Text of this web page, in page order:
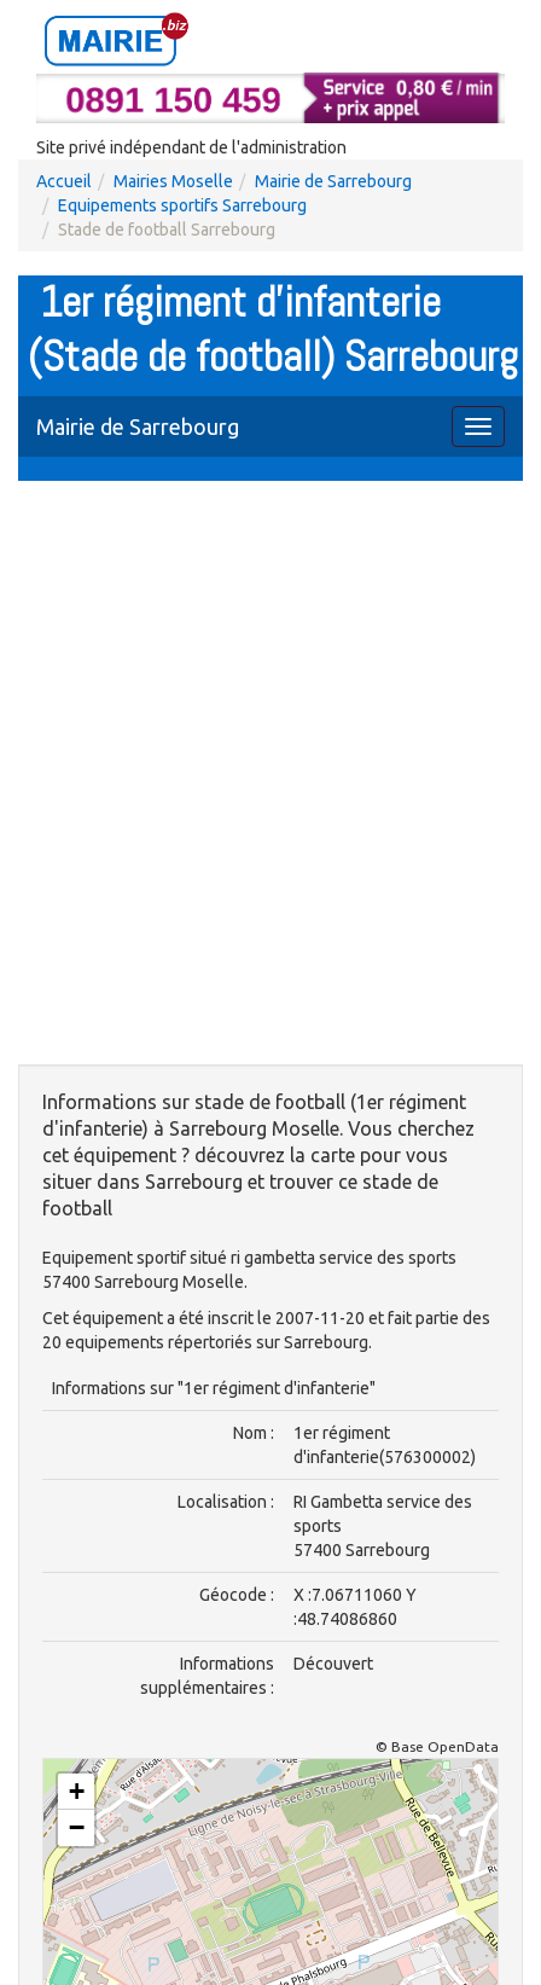
Site privé indépendant de l'administration
Accueil
Mairies Moselle
Mairie de Sarrebourg
Equipements sportifs Sarrebourg
Stade de football Sarrebourg
1er régiment d'infanterie
(Stade de football) Sarrebourg
Toggle
Mairie de Sarrebourg
Informations sur stade de football (1er régiment
d'infanterie) à Sarrebourg Moselle. Vous cherchez
cet équipement ? découvrez la carte pour vous
situer dans Sarrebourg et trouver ce stade de
football
Equipement sportif situé ri gambetta service des sports
57400 Sarrebourg Moselle.
Cet équipement a été inscrit le 2007-11-20 et fait partie des
20 equipements répertoriés sur Sarrebourg.
Informations sur "1er régiment d'infanterie"
Nom :
1er régiment
d'infanterie(576300002)
Localisation :
RI Gambetta service des
sports
57400 Sarrebourg
Géocode :
X :7.06711060 Y
:48.74086860
Informations
supplémentaires :
Découvert
© Base OpenData
+
−